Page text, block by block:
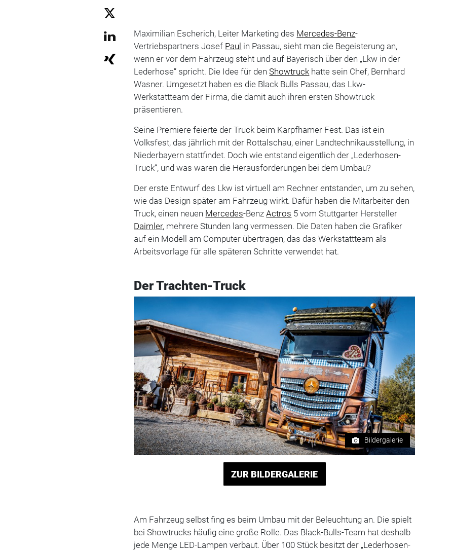
Maximilian Escherich, Leiter Marketing des Mercedes-Benz-
Vertriebspartners Josef Paul in Passau, sieht man die Begeisterung an,
wenn er vor dem Fahrzeug steht und auf Baye­risch über den „Lkw in der
Lederhose“ spricht. Die Idee für denShowtruck hatte sein Chef, Bernhard
Wasner. Umgesetzt haben es die Black Bulls Passau, das Lkw-
Werkstattteam der Firma, die damit auch ihren ersten Showtruck
präsentieren.
Seine Premiere feierte der Truck beim Karpfhamer Fest. Das ist ein
Volksfest, das jährlich mit der Rottalschau, einer Landtechnikausstellung, in
Niederbayern stattfindet. Doch wie entstand eigentlich der „Lederhosen-
Truck“, und was waren die Herausforderungen bei dem Umbau?
Der erste Entwurf des Lkw ist virtuell am Rechner entstanden, um zu sehen,
wie das Design später am Fahrzeug wirkt. Dafür haben die Mitarbeiter den
Truck, einen neuen Mercedes-BenzActros 5 vom Stuttgarter Hersteller
Daimler, mehrere Stunden lang vermessen. Die Daten haben die Grafiker
auf ein Modell am Computer übertragen, das das Werkstattteam als
Arbeitsvorlage für alle späteren Schritte verwendet hat.
Der Trachten-Truck
Bildergalerie
ZUR BILDERGALERIE
Am Fahrzeug selbst fing es beim Umbau mit der Beleuchtung an. Die spielt
bei Showtrucks häufig eine große Rolle. Das Black-Bulls-Team hat deshalb
jede Menge LED-Lampen verbaut. Über 100 Stück besitzt der „Lederhosen-